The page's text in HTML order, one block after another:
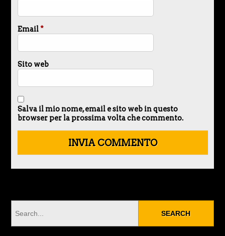
Email*
Sito web
Salva il mio nome, email e sito web in questo
browser per la prossima volta che commento.